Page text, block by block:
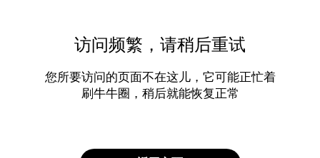
访问频繁，请稍后重试
您所要访问的页面不在这儿，它可能正忙着
刷牛牛圈，稍后就能恢复正常